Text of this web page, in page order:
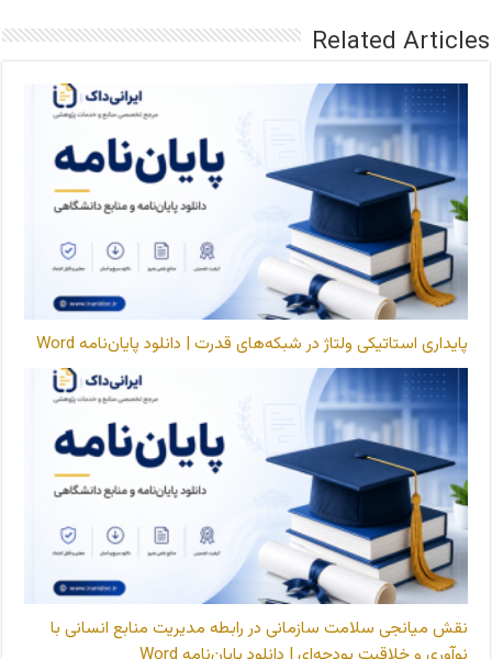
Related Articles
پایداری استاتیکی ولتاژ در شبکه‌های قدرت | دانلود پایان‌نامه Word
نقش میانجی سلامت سازمانی در رابطه مدیریت منابع انسانی با